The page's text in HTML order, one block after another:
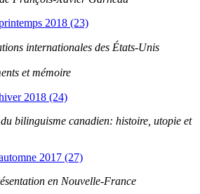
2018 (23)
internationales des États-Unis
et mémoire
2018 (24)
bilinguisme canadien: histoire, utopie et
2017 (27)
en Nouvelle-France